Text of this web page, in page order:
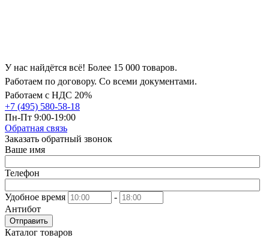
У нас найдётся всё! Более 15 000 товаров.
Работаем по договору. Со всеми документами.
Работаем с НДС 20%
+7 (495) 580-58-18
Пн-Пт 9:00-19:00
Обратная связь
Заказать обратный звонок
Ваше имя
Телефон
Удобное время
-
Антибот
Отправить
Каталог товаров